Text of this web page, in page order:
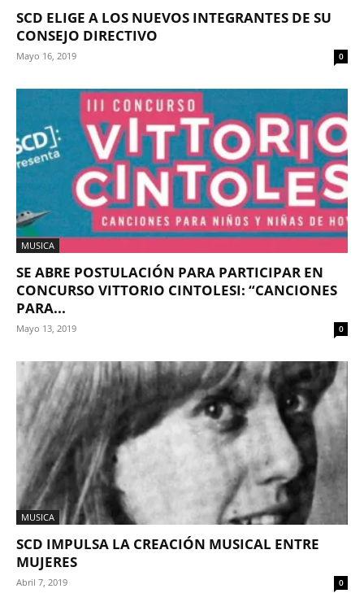
SCD ELIGE A LOS NUEVOS INTEGRANTES DE SU
CONSEJO DIRECTIVO
Mayo 16, 2019 0
MUSICA
SE ABRE POSTULACIÓN PARA PARTICIPAR EN
CONCURSO VITTORIO CINTOLESI: “CANCIONES
PARA...
Mayo 13, 2019 0
MUSICA
SCD IMPULSA LA CREACIÓN MUSICAL ENTRE
MUJERES
Abril 7, 2019 0